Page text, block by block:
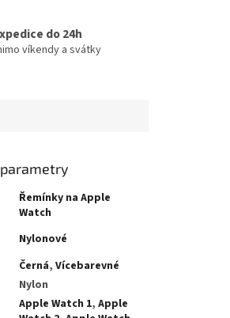
do 24h
víkendy a svátky
Řemínky na Apple
Watch
Nylonové
Černá,Vícebarevné
Nylon
Apple Watch 1,Apple